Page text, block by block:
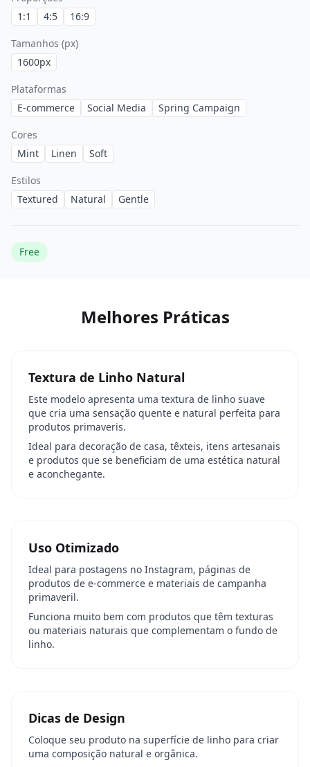
1:1
4:5 16:9
Tamanhos (px)
1600px
Plataformas
E-commerce
Social Media Spring Campaign
Cores
Mint
Linen Soft
Estilos
Textured
Natural Gentle
Free
Melhores Práticas
Textura de Linho Natural
Este modelo apresenta uma textura de linho suave
que cria uma sensação quente e natural perfeita para
produtos primaveris.
Ideal para decoração de casa, têxteis, itens artesanais
e produtos que se beneficiam de uma estética natural
e aconchegante.
Uso Otimizado
Ideal para postagens no Instagram, páginas de
produtos de e-commerce e materiais de campanha
primaveril.
Funciona muito bem com produtos que têm texturas
ou materiais naturais que complementam o fundo de
linho.
Dicas de Design
Coloque seu produto na superfície de linho para criar
uma composição natural e orgânica.